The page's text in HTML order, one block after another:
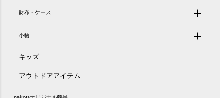
財布・ケース
小物
キッズ
アウトドアアイテム